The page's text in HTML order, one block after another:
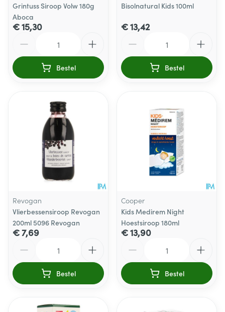
Grintuss Siroop Volw 180g
Aboca
€ 15,30
Bestel
Bisolnatural Kids 100ml
€ 13,42
Bestel
Revogan
Vlierbessensiroop Revogan
200ml 5096 Revogan
€ 7,69
Bestel
Cooper
Kids Medirem Night
Hoestsiroop 180ml
€ 13,90
Bestel